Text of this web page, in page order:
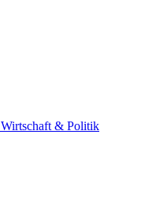
Wirtschaft & Politik